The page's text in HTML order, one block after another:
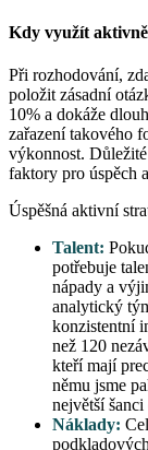
Kdy využít
Při rozhodování,
položit zásadní
10% a dokáže
zařazení takového
výkonnost.
faktory pro úspěch
Úspěšná aktivní
Talent:
potřebuje
nápady a
analytický
konzistentní
než 120
kteří mají
němu jsme
největší
Náklady: